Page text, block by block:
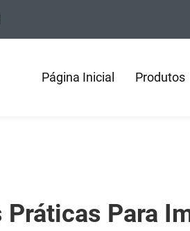
Página Inicial Produtos
Para